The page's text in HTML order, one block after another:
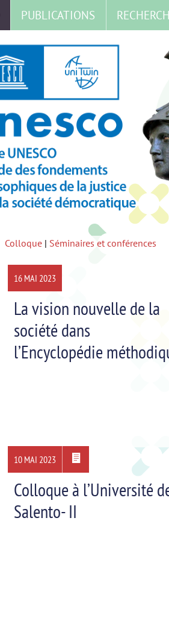
PUBLICATIONS
Colloque| Séminaires et conférences
16 MAI 2023
La vision nouvelle de la
société dans
l’Encyclopédie
10 MAI 2023
Colloque à l’Université
Salento- II